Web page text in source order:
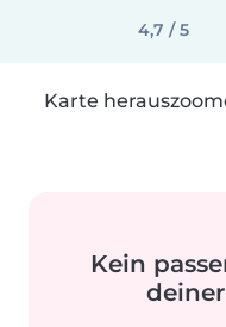
4,7 / 5
Karte
Kein